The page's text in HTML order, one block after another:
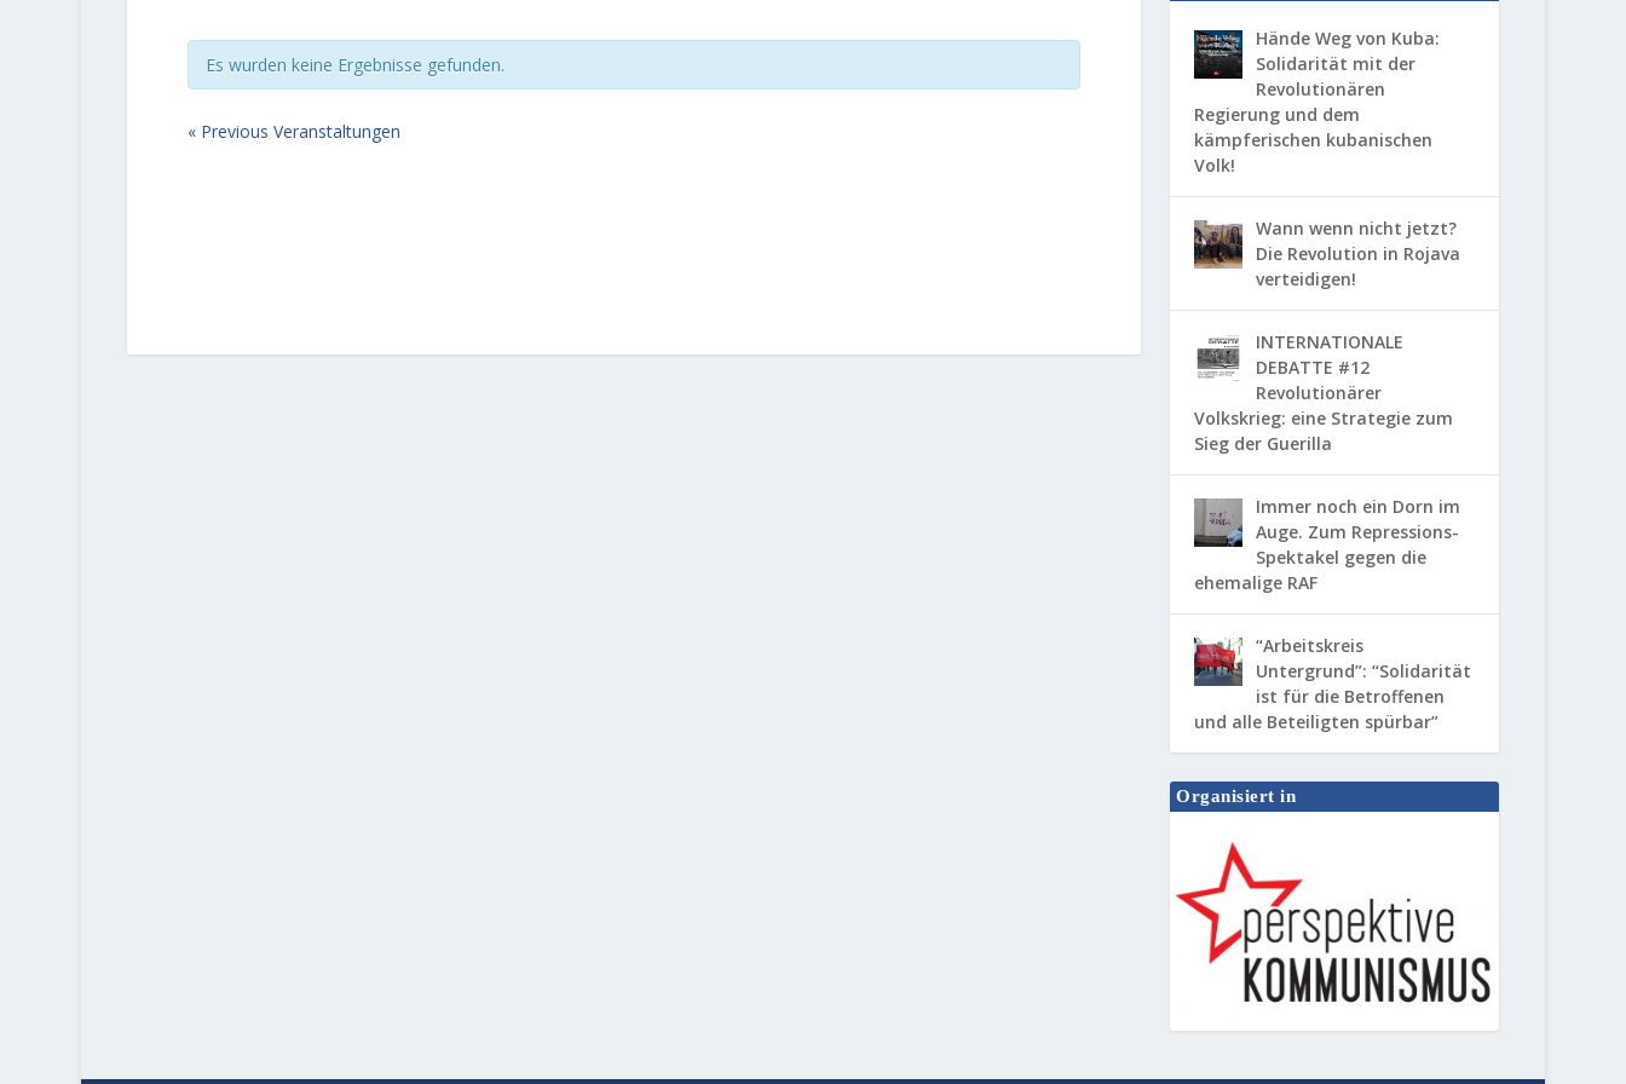
Es wurden keine Ergebnisse gefunden.
« Previous Veranstaltungen
Hände Weg von Kuba:
Solidarität mit der
Revolutionären
Regierung und dem
kämpferischen kubanischen
Volk!
Wann wenn nicht jetzt?
Die Revolution in Rojava
verteidigen!
INTERNATIONALE
DEBATTE #12
Revolutionärer
Volkskrieg: eine Strategie zum
Sieg der Guerilla
Immer noch ein Dorn im
Auge. Zum Repressions-
Spektakel gegen die
ehemalige RAF
“Arbeitskreis
Untergrund”: “Solidarität
ist für die Betroffenen
und alle Beteiligten spürbar”
Organisiert in